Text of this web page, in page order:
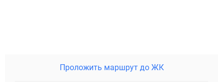
Проложить маршрут до ЖК